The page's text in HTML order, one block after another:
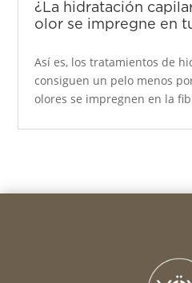
¿La hidratación
olor se impregne en
Así es, los tratamientos de
consiguen un pelo menos
olores se impregnen en la